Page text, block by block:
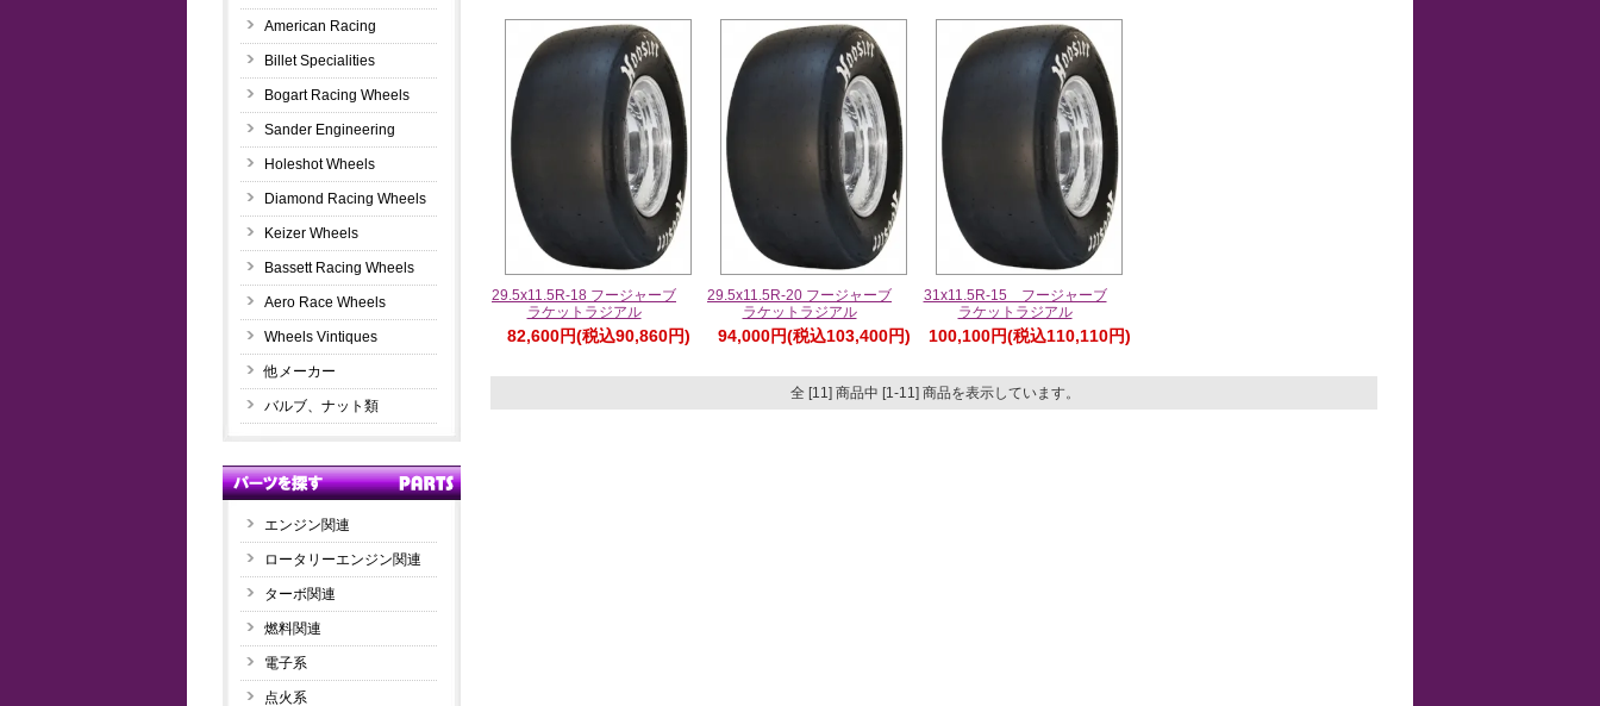
American Racing
Billet Specialities
Bogart Racing Wheels
Sander Engineering
Holeshot Wheels
Diamond Racing Wheels
Keizer Wheels
Bassett Racing Wheels
Aero Race Wheels
Wheels Vintiques
他メーカー
バルブ、ナット類
エンジン関連
ロータリーエンジン関連
ターボ関連
燃料関連
電子系
点火系
29.5x11.5R-18 フージャーブ
ラケットラジアル
82,600円(税込90,860円)
29.5x11.5R-20 フージャーブ
ラケットラジアル
94,000円(税込103,400円)
31x11.5R-15 フージャーブ
ラケットラジアル
100,100円(税込110,110円)
全 [11] 商品中 [1-11] 商品を表示しています。